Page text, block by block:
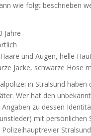
wie folgt beschrieben
Jahre
und Augen, helle
Jacke, schwarze Hose
in Stralsund
Wer hat den
zu dessen
mit